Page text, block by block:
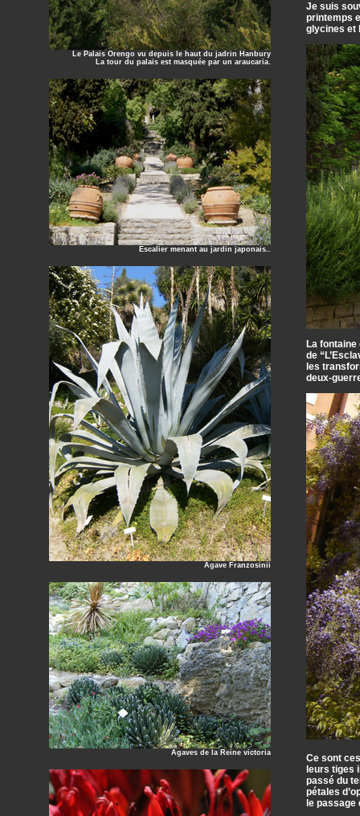
Le Palais Orengo vu depuis le haut du jadrin Hanbury
La tour du palais est masquée par un araucaria.
Escalier menant au jardin japonais..
Agave Franzosinii
Agaves de la Reine victoria
Je suis
printemps
glycines et
La
de
les
deux-
Ce sont
leurs tiges
passé du
pétales
le